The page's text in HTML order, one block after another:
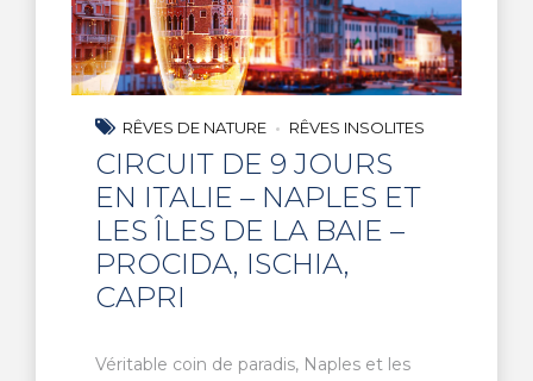
RÊVES DE NATURE RÊVES INSOLITES
CIRCUIT DE 9 JOURS
EN ITALIE – NAPLES ET
LES ÎLES DE LA BAIE –
PROCIDA, ISCHIA,
CAPRI
Véritable coin de paradis, Naples et les